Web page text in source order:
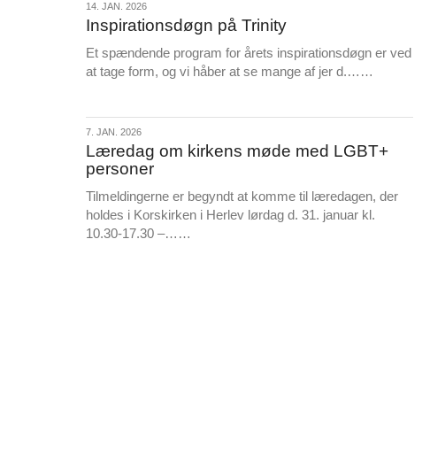
Landskonference Forrige
Inspirationsdøgn
14.
jan.
2026
14. JAN. 2026
Inspirationsdøgn på Trinity
Et spændende program for årets inspirationsdøgn er ved
at tage form, og vi håber at se mange af jer d.……
e
7.
jan.
2026
7. JAN. 2026
Læredag om kirkens møde med LGBT+
personer
Tilmeldingerne er begyndt at komme til læredagen, der
holdes i Korskirken i Herlev lørdag d. 31. januar kl.
10.30-17.30 –……